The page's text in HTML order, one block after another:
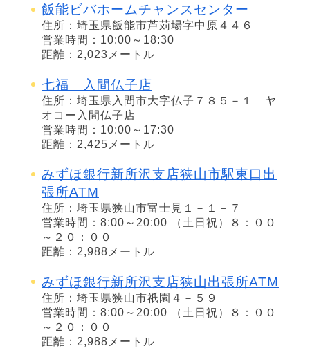
飯能ビバホームチャンスセンター
住所：埼玉県飯能市芦苅場字中原４４６
営業時間：10:00～18:30
距離：2,023メートル
七福 入間仏子店
住所：埼玉県入間市大字仏子７８５－１ ヤ
オコー入間仏子店
営業時間：10:00～17:30
距離：2,425メートル
みずほ銀行新所沢支店狭山市駅東口出
張所ATM
住所：埼玉県狭山市富士見１－１－７
営業時間：8:00～20:00 （土日祝）８：００
～２０：００
距離：2,988メートル
みずほ銀行新所沢支店狭山出張所ATM
住所：埼玉県狭山市祇園４－５９
営業時間：8:00～20:00 （土日祝）８：００
～２０：００
距離：2,988メートル